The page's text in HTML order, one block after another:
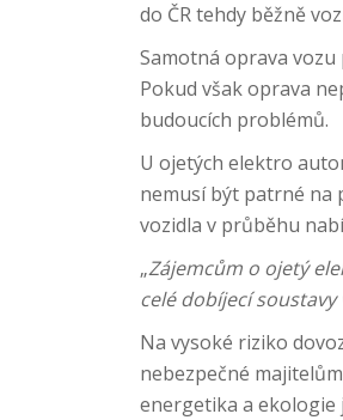
do ČR tehdy běžně
Samotná oprava
Pokud však oprava
budoucích problémů.
U ojetých elektro
nemusí být patrné na
vozidla v průběhu
„Zájemcům o ojetý
celé dobíjecí
Na vysoké riziko
nebezpečné
energetika a ekologie